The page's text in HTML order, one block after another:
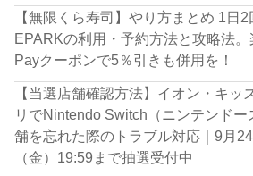
【無限くら寿司】やり方まとめ 1日2
EPARKの利用・予約方法と攻略法
Payクーポンで5％引きも併用を！
【当選店舗確認方法】イオン・キッ
リでNintendo Switch（ニンテンド
舗を忘れた際のトラブル対応｜9月
（金）19:59まで抽選受付中